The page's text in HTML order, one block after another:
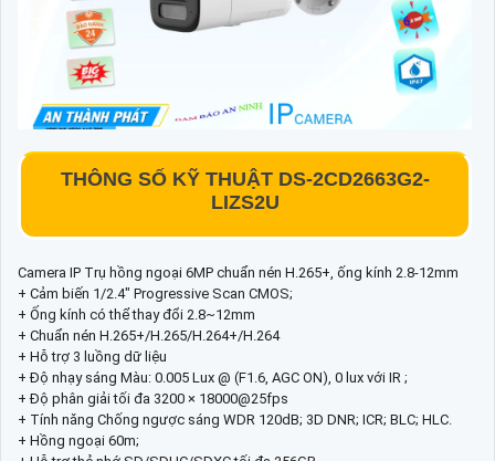
THÔNG SỐ KỸ THUẬT DS-2CD2663G2-
LIZS2U
Camera IP Trụ hồng ngoại 6MP chuẩn nén H.265+, ống kính 2.8-12mm
+ Cảm biến 1/2.4" Progressive Scan CMOS;
+ Ống kính có thể thay đổi 2.8~12mm
+ Chuẩn nén H.265+/H.265/H.264+/H.264
+ Hỗ trợ 3 luồng dữ liệu
+ Độ nhạy sáng Màu: 0.005 Lux @ (F1.6, AGC ON), 0 lux với IR ;
+ Độ phân giải tối đa 3200 × 18000@25fps
+ Tính năng Chống ngược sáng WDR 120dB; 3D DNR; ICR; BLC; HLC.
+ Hồng ngoại 60m;